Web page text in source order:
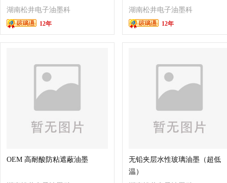
湖南松井电子油墨科
技有限公司12年
湖南松井电子油墨科
技有限公司12年
OEM 高耐酸防粘遮蔽油墨
无铅夹层水性玻璃油墨（超低
温）